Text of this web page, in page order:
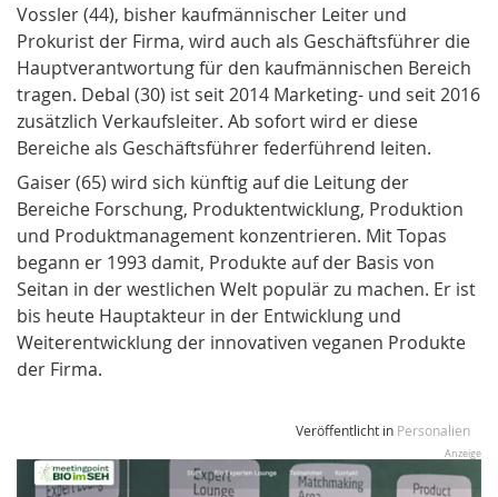
Vossler (44), bisher kaufmännischer Leiter und
Prokurist der Firma, wird auch als Geschäftsführer die
Hauptverantwortung für den kaufmännischen Bereich
tragen. Debal (30) ist seit 2014 Marketing- und seit 2016
zusätzlich Verkaufsleiter. Ab sofort wird er diese
Bereiche als Geschäftsführer federführend leiten.
Gaiser (65) wird sich künftig auf die Leitung der
Bereiche Forschung, Produktentwicklung, Produktion
und Produktmanagement konzentrieren. Mit Topas
begann er 1993 damit, Produkte auf der Basis von
Seitan in der westlichen Welt populär zu machen. Er ist
bis heute Hauptakteur in der Entwicklung und
Weiterentwicklung der innovativen veganen Produkte
der Firma.
Veröffentlicht in Personalien
Anzeige